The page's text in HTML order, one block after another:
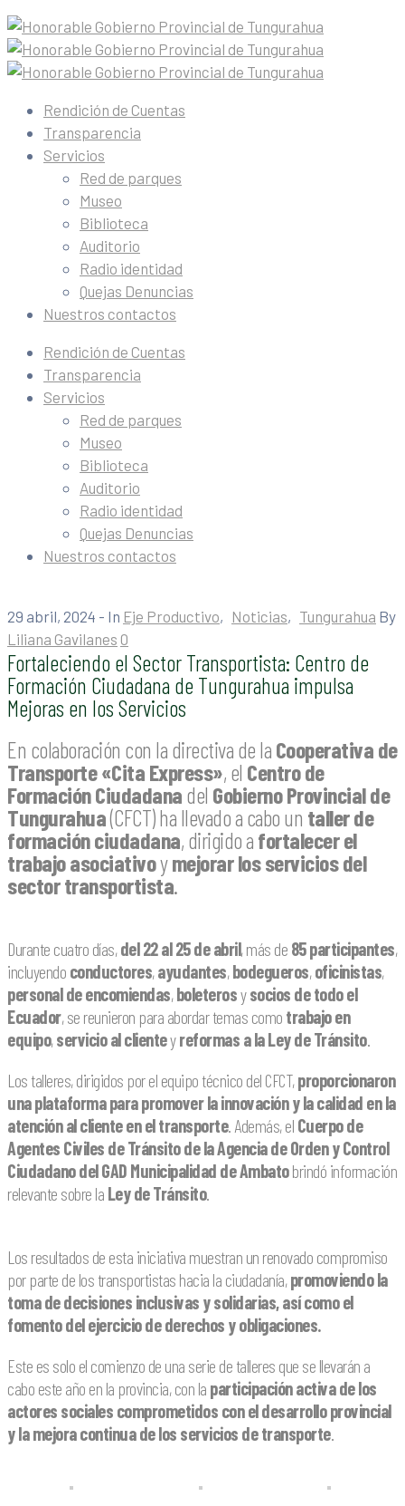
Rendición de Cuentas
Transparencia
Servicios
Red de parques
Museo
Biblioteca
Auditorio
Radio identidad
Quejas Denuncias
Nuestros contactos
Rendición de Cuentas
Transparencia
Servicios
Red de parques
Museo
Biblioteca
Auditorio
Radio identidad
Quejas Denuncias
Nuestros contactos
29 abril, 2024 - In Eje Productivo‚ Noticias‚ Tungurahua By
Liliana Gavilanes 0
Fortaleciendo el Sector Transportista: Centro de
Formación Ciudadana de Tungurahua impulsa
Mejoras en los Servicios
En colaboración con la directiva de laCooperativa de
Transporte «Cita Express», el Centro de
Formación Ciudadanadel Gobierno Provincial de
Tungurahua(CFCT) ha llevado a cabo un taller de
formación ciudadana, dirigido afortalecer el
trabajo asociativoymejorar los servicios del
sector transportista.
Durante cuatro días,del 22 al 25 de abril, más de 85 participantes,
incluyendo conductores,ayudantes,bodegueros,oficinistas,
personal de encomiendas,boleterosysocios de todo el
Ecuador, se reunieron para abordar temas como trabajo en
equipo,servicio al clienteyreformas a la Ley de Tránsito.
Los talleres, dirigidos por el equipo técnico del CFCT,proporcionaron
una plataforma para promover la innovación y la calidad en la
atención al cliente en el transporte. Además, el Cuerpo de
Agentes Civiles de Tránsito de la Agencia de Orden y Control
Ciudadano del GAD Municipalidad de Ambatobrindó información
relevante sobre la Ley de Tránsito.
Los resultados de esta iniciativa muestran un renovado compromiso
por parte de los transportistas hacia la ciudadanía,promoviendo la
toma de decisiones inclusivas y solidarias, así como el
fomento del ejercicio de derechos y obligaciones.
Este es solo el comienzo de una serie de talleres que se llevarán a
cabo este año en la provincia, con la participación activa de los
actores sociales comprometidos con el desarrollo provincial
y la mejora continua de los servicios de transporte.